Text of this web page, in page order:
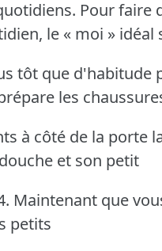
Pour faire
le « moi » idéal
tôt que d'habitude
les
à côté de la porte
et son petit
Maintenant que
petits